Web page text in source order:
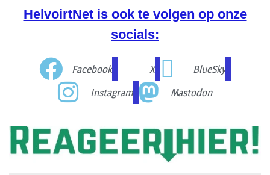
HelvoirtNet is ook te volgen op onze
socials:
Facebook X
BlueSky
Instagram
Mastodon